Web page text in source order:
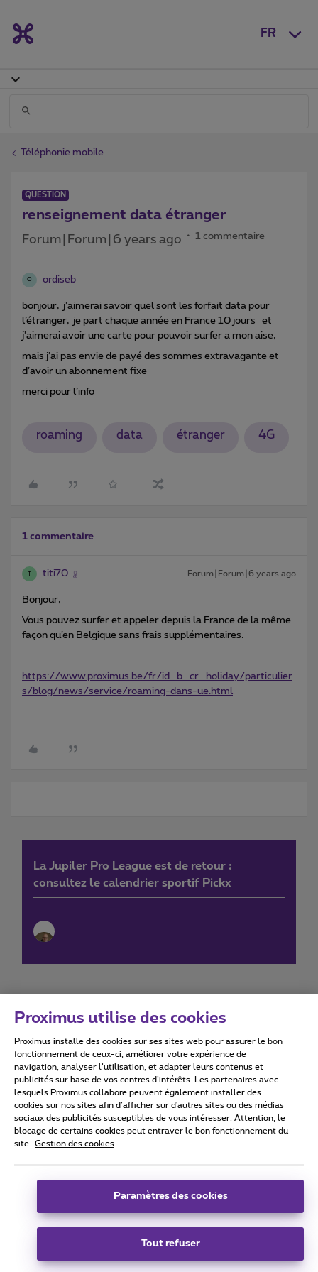
FR
Téléphonie mobile
QUESTION
renseignement data étranger
Forum|Forum|6 years ago 1 commentaire
O ordiseb
bonjour, j’aimerai savoir quel sont les forfait data pour
l’étranger, je part chaque année en France 10 jours et
j’aimerai avoir une carte pour pouvoir surfer a mon aise,
mais j’ai pas envie de payé des sommes extravagante et
d’avoir un abonnement fixe
merci pour l’info
roaming data étranger 4G
1 commentaire
T titi70 Forum|Forum|6 years ago
Bonjour,
Vous pouvez surfer et appeler depuis la France de la même
façon qu’en Belgique sans frais supplémentaires.
https://www.proximus.be/fr/id_b_cr_holiday/particulier
s/blog/news/service/roaming-dans-ue.html
La Jupiler Pro League est de retour :
consultez le calendrier sportif Pickx
Conditions d'utilisation Accessibility statement
Tous droits réservés. © 2026 Proximus
Conditions générales, info consommateur
Coordonnées de l’entreprise
Boulevard du Roi Albert II 27 - B-1030 Bruxelles.
Proximus utilise des cookies
Proximus installe des cookies sur ses sites web pour assurer le bon
fonctionnement de ceux-ci, améliorer votre expérience de
navigation, analyser l’utilisation, et adapter leurs contenus et
publicités sur base de vos centres d’intérêts. Les partenaires avec
lesquels Proximus collabore peuvent également installer des
cookies sur nos sites afin d’afficher sur d'autres sites ou des médias
sociaux des publicités susceptibles de vous intéresser. Attention, le
blocage de certains cookies peut entraver le bon fonctionnement du
site.
Gestion des cookies
Paramètres des cookies
Tout refuser